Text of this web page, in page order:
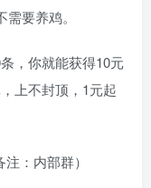
要养鸡。
，你就能获得10元
上不封顶，1元起
：内部群）